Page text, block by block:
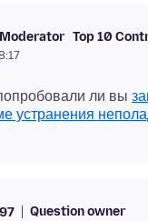
Moderator Top 10
ли вы
устранения
Question owner